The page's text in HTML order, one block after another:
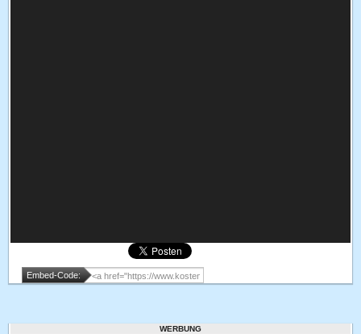
Embed-Code:
WERBUNG